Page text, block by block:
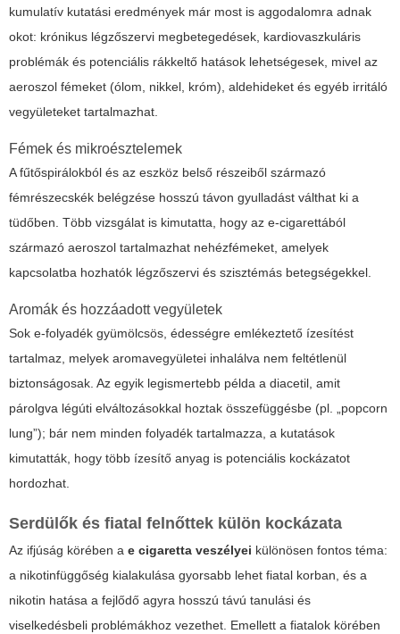
kumulatív kutatási eredmények már most is aggodalomra adnak
okot: krónikus légzőszervi megbetegedések, kardiovaszkuláris
problémák és potenciális rákkeltő hatások lehetségesek, mivel az
aeroszol fémeket (ólom, nikkel, króm), aldehideket és egyéb irritáló
vegyületeket tartalmazhat.
Fémek és mikroésztelemek
A fűtőspirálokból és az eszköz belső részeiből származó
fémrészecskék belégzése hosszú távon gyulladást válthat ki a
tüdőben. Több vizsgálat is kimutatta, hogy az e-cigarettából
származó aeroszol tartalmazhat nehézfémeket, amelyek
kapcsolatba hozhatók légzőszervi és szisztémás betegségekkel.
Aromák és hozzáadott vegyületek
Sok e-folyadék gyümölcsös, édességre emlékeztető ízesítést
tartalmaz, melyek aromavegyületei inhalálva nem feltétlenül
biztonságosak. Az egyik legismertebb példa a diacetil, amit
párolgva légúti elváltozásokkal hoztak összefüggésbe (pl. „popcorn
lung”); bár nem minden folyadék tartalmazza, a kutatások
kimutatták, hogy több ízesítő anyag is potenciális kockázatot
hordozhat.
Serdülők és fiatal felnőttek külön kockázata
Az ifjúság körében a e cigaretta veszélyei különösen fontos téma:
a nikotinfüggőség kialakulása gyorsabb lehet fiatal korban, és a
nikotin hatása a fejlődő agyra hosszú távú tanulási és
viselkedésbeli problémákhoz vezethet. Emellett a fiatalok körében